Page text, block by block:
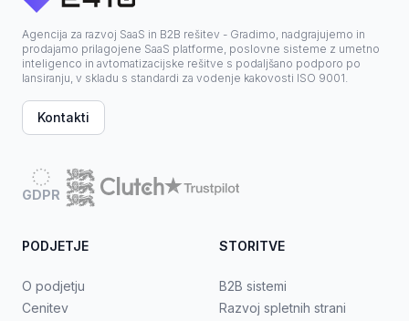
Agencija za razvoj SaaS in B2B rešitev - Gradimo, nadgrajujemo in
prodajamo prilagojene SaaS platforme, poslovne sisteme z umetno
inteligenco in avtomatizacijske rešitve s podaljšano podporo po
lansiranju, v skladu s standardi za vodenje kakovosti ISO 9001.
Kontakti
GDPR
PODJETJE
O podjetju
Cenitev
STORITVE
B2B sistemi
Razvoj spletnih strani